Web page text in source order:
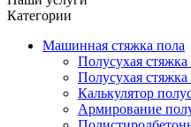
Категории
Машинная стяжка пола
Полусухая стяжка
Полусухая стяжка
Калькулятор
Армирование